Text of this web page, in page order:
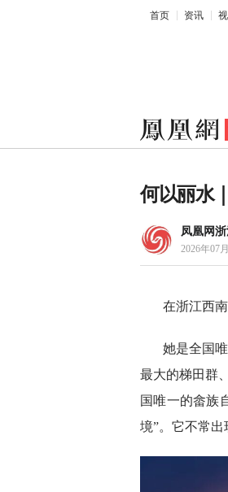
首页 资讯
何以丽水
凤凰网
2026年07
在浙江西
她是全国
最大的梯田群
国唯一的畲族
境”。它不常出